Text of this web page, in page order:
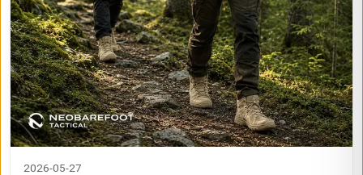
2026-05-27